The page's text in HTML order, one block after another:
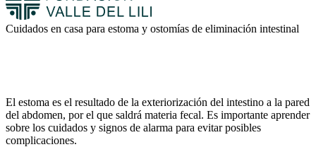
Cuidados en casa para estoma y ostomías de eliminación intestinal
El estoma es el resultado de la exteriorización del intestino a la pared
del abdomen, por el que saldrá materia fecal. Es importante aprender
sobre los cuidados y signos de alarma para evitar posibles
complicaciones.